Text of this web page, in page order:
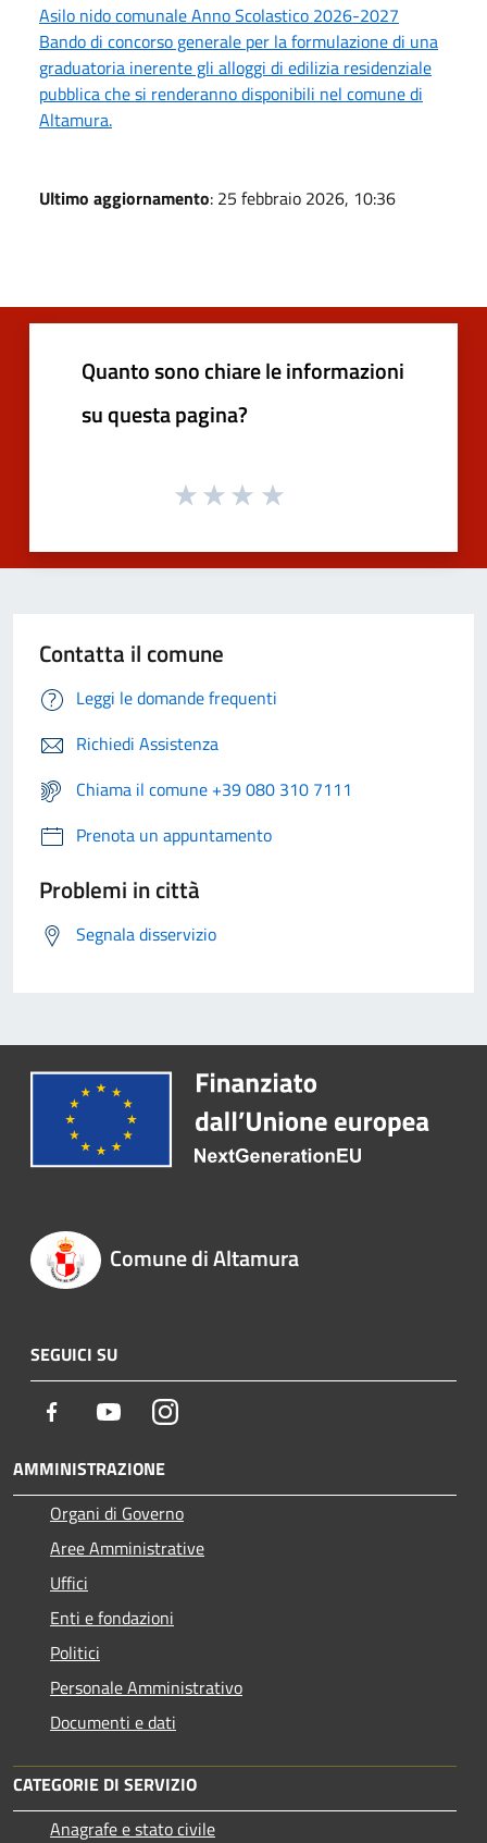
Asilo nido comunale Anno Scolastico 2026-2027
Bando di concorso generale per la formulazione di una
graduatoria inerente gli alloggi di edilizia residenziale
pubblica che si renderanno disponibili nel comune di
Altamura.
Ultimo aggiornamento: 25 febbraio 2026, 10:36
Quanto sono chiare le informazioni
su questa pagina?
Contatta il comune
Leggi le domande frequenti
Richiedi Assistenza
Chiama il comune +39 080 310 7111
Prenota un appuntamento
Problemi in città
Segnala disservizio
Comune di Altamura
SEGUICI SU
Facebook YoutubeInstagram
AMMINISTRAZIONE
Organi di Governo
Aree Amministrative
Uffici
Enti e fondazioni
Politici
Personale Amministrativo
Documenti e dati
CATEGORIE DI SERVIZIO
Anagrafe e stato civile